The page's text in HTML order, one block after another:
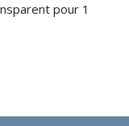
pour 1